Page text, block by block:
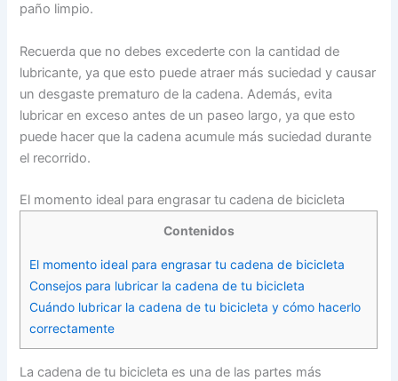
paño limpio.
Recuerda que no debes excederte con la cantidad de
lubricante, ya que esto puede atraer más suciedad y causar
un desgaste prematuro de la cadena. Además, evita
lubricar en exceso antes de un paseo largo, ya que esto
puede hacer que la cadena acumule más suciedad durante
el recorrido.
El momento ideal para engrasar tu cadena de bicicleta
Contenidos
El momento ideal para engrasar tu cadena de bicicleta
Consejos para lubricar la cadena de tu bicicleta
Cuándo lubricar la cadena de tu bicicleta y cómo hacerlo
correctamente
La cadena de tu bicicleta es una de las partes más